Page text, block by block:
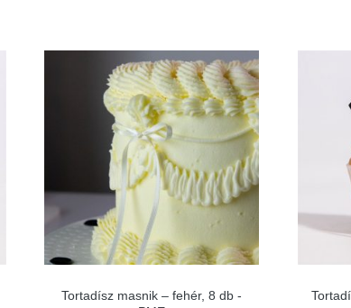
Tortadísz masnik – fehér, 8 db -